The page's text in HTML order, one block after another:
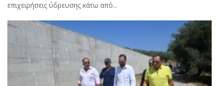
επιχειρήσεις ύδρευσης κάτω από...